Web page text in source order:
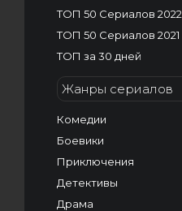
ТОП 50 Сериалов 2022
ТОП 50 Сериалов 2021
ТОП за 30 дней
Жанры сериалов
Комедии
Боевики
Приключения
Детективы
Драма